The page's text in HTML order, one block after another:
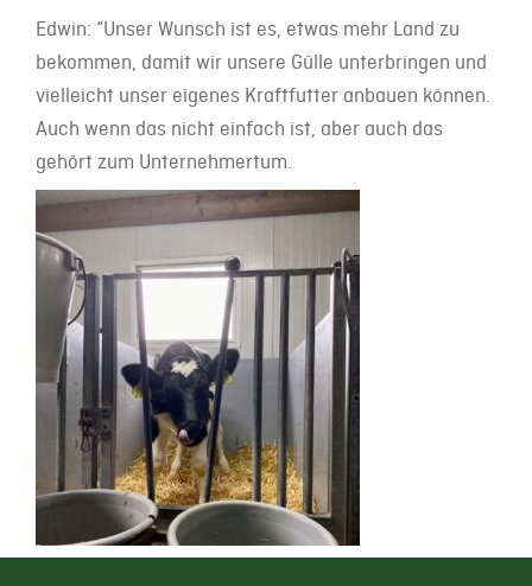
Edwin: “Unser Wunsch ist es, etwas mehr Land zu
bekommen, damit wir unsere Gülle unterbringen und
vielleicht unser eigenes Kraftfutter anbauen können.
Auch wenn das nicht einfach ist, aber auch das
gehört zum Unternehmertum.